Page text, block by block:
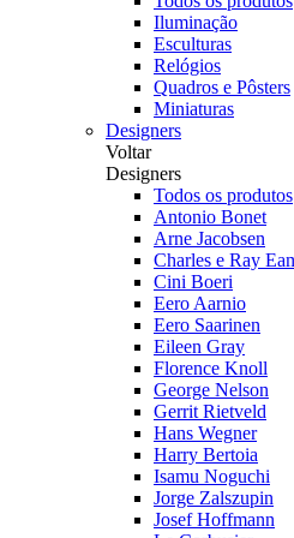
Iluminação
Esculturas
Relógios
Quadros e Pôsters
Miniaturas
Designers
Voltar
Designers
Todos os produtos
Antonio Bonet
Arne Jacobsen
Charles e Ray
Cini Boeri
Eero Aarnio
Eero Saarinen
Eileen Gray
Florence Knoll
George Nelson
Gerrit Rietveld
Hans Wegner
Harry Bertoia
Isamu Noguchi
Jorge Zalszupin
Josef Hoffmann